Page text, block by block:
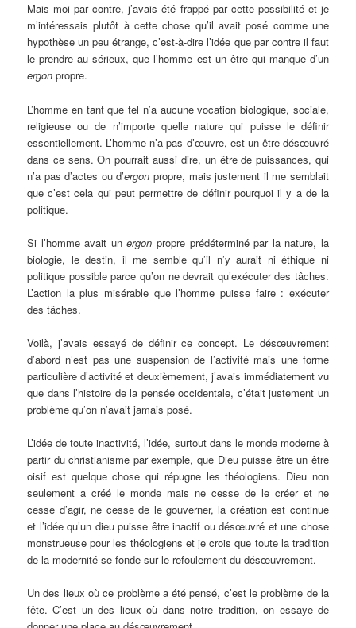
Mais moi par contre, j’avais été frappé par cette possibilité et je
m’intéressais plutôt à cette chose qu’il avait posé comme une
hypothèse un peu étrange, c’est-à-dire l’idée que par contre il faut
le prendre au sérieux, que l’homme est un être qui manque d’un
ergon propre.
L’homme en tant que tel n’a aucune vocation biologique, sociale,
religieuse ou de n’importe quelle nature qui puisse le définir
essentiellement. L’homme n’a pas d’œuvre, est un être désœuvré
dans ce sens. On pourrait aussi dire, un être de puissances, qui
n’a pas d’actes ou d’ergon propre, mais justement il me semblait
que c’est cela qui peut permettre de définir pourquoi il y a de la
politique.
Si l’homme avait unergon propre prédéterminé par la nature, la
biologie, le destin, il me semble qu’il n’y aurait ni éthique ni
politique possible parce qu’on ne devrait qu’exécuter des tâches.
L’action la plus misérable que l’homme puisse faire : exécuter
des tâches.
Voilà, j’avais essayé de définir ce concept. Le désœuvrement
d’abord n’est pas une suspension de l’activité mais une forme
particulière d’activité et deuxièmement, j’avais immédiatement vu
que dans l’histoire de la pensée occidentale, c’était justement un
problème qu’on n’avait jamais posé.
L’idée de toute inactivité, l’idée, surtout dans le monde moderne à
partir du christianisme par exemple, que Dieu puisse être un être
oisif est quelque chose qui répugne les théologiens. Dieu non
seulement a créé le monde mais ne cesse de le créer et ne
cesse d’agir, ne cesse de le gouverner, la création est continue
et l’idée qu’un dieu puisse être inactif ou désœuvré et une chose
monstrueuse pour les théologiens et je crois que toute la tradition
de la modernité se fonde sur le refoulement du désœuvrement.
Un des lieux où ce problème a été pensé, c’est le problème de la
fête. C’est un des lieux où dans notre tradition, on essaye de